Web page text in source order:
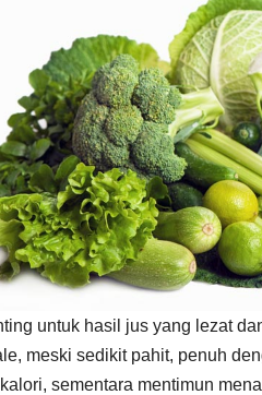
untuk hasil jus yang lezat
meski sedikit pahit, penuh
sementara mentimun